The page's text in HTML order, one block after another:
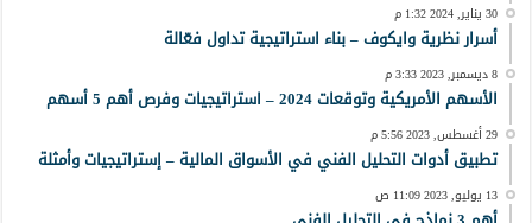
30 يناير, 2024 1:32 م
أسرار نظرية وايكوف – بناء استراتيجية تداول فعّالة
8 ديسمبر, 2023 3:33 م
الأسهم الأمريكية وتوقعات 2024 – استراتيجيات وفرص أهم 5 أسهم
29 أغسطس, 2023 5:56 م
تطبيق أدوات التحليل الفني في الأسواق المالية – إستراتيجيات وأمثلة
13 يوليو, 2023 11:09 ص